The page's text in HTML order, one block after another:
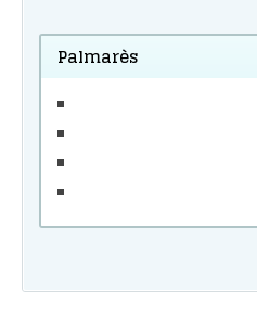
Palmarès